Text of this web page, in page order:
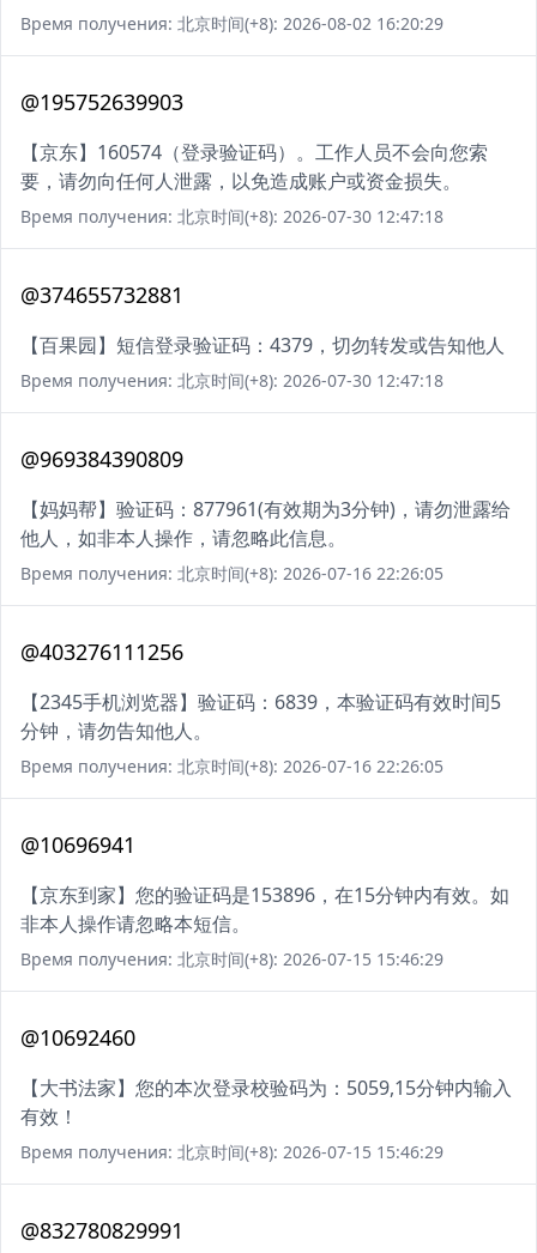
Время получения: 北京时间(+8): 2026-08-02 16:20:29
@195752639903
【京东】160574（登录验证码）。工作人员不会向您索
要，请勿向任何人泄露，以免造成账户或资金损失。
Время получения: 北京时间(+8): 2026-07-30 12:47:18
@374655732881
【百果园】短信登录验证码：4379，切勿转发或告知他人
Время получения: 北京时间(+8): 2026-07-30 12:47:18
@969384390809
【妈妈帮】验证码：877961(有效期为3分钟)，请勿泄露给
他人，如非本人操作，请忽略此信息。
Время получения: 北京时间(+8): 2026-07-16 22:26:05
@403276111256
【2345手机浏览器】验证码：6839，本验证码有效时间5
分钟，请勿告知他人。
Время получения: 北京时间(+8): 2026-07-16 22:26:05
@10696941
【京东到家】您的验证码是153896，在15分钟内有效。如
非本人操作请忽略本短信。
Время получения: 北京时间(+8): 2026-07-15 15:46:29
@10692460
【大书法家】您的本次登录校验码为：5059,15分钟内输入
有效！
Время получения: 北京时间(+8): 2026-07-15 15:46:29
@832780829991